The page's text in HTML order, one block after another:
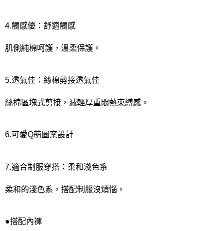
4.觸感優：舒適觸感
肌側純棉呵護，溫柔保護。
5.透氣佳：絲棉剪接透氣佳
絲棉區塊式剪接，減輕厚重悶熱束縛感。
6.可愛Q萌圖案設計
7.適合制服穿搭：柔和淺色系
柔和的淺色系，搭配制服沒煩惱。
●搭配內褲